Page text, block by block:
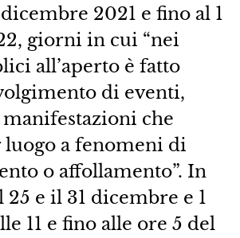
2021 e fino al 1
giorni in cui “nei
all’aperto è fatto
di eventi,
che
luogo a fenomeni di
o affollamento”. In
e il 31 dicembre e 1
11 e fino alle ore 5 del